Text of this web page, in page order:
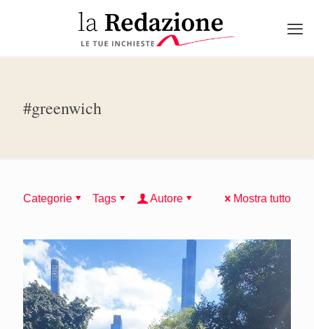
#greenwich
Categorie Tags Autore Mostra tutto